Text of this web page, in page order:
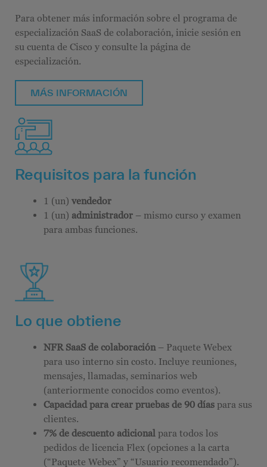
Para obtener más información sobre el programa de
especialización SaaS de colaboración, inicie sesión en
su cuenta de Cisco y consulte la página de
especialización.
MÁS INFORMACIÓN
Requisitos para la función
1 (un) vendedor
1 (un) administrador – mismo curso y examen
para ambas funciones.
Lo que obtiene
NFR SaaS de colaboración – Paquete Webex
para uso interno sin costo. Incluye reuniones,
mensajes, llamadas, seminarios web
(anteriormente conocidos como eventos).
Capacidad para crear pruebas de 90 días para sus
clientes.
7% de descuento adicional para todos los
pedidos de licencia Flex (opciones a la carta
(“Paquete Webex” y “Usuario recomendado”).